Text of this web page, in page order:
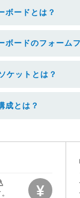
ボードとは？
ボードのフォーム
ケットとは？
成とは？